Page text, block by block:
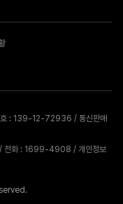
호 : 139-12-72936 / 통신판매
/ 전화 : 1699-4908 / 개인정보